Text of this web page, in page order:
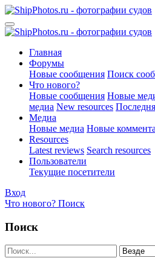
Главная
Форумы
Новые сообщения Поиск
Что нового?
Новые сообщения Новые
медиа New resources
Медиа
Новые медиа Новые
Resources
Latest reviews Search resources
Пользователи
Текущие посетители
Вход
Что нового? Поиск
Поиск